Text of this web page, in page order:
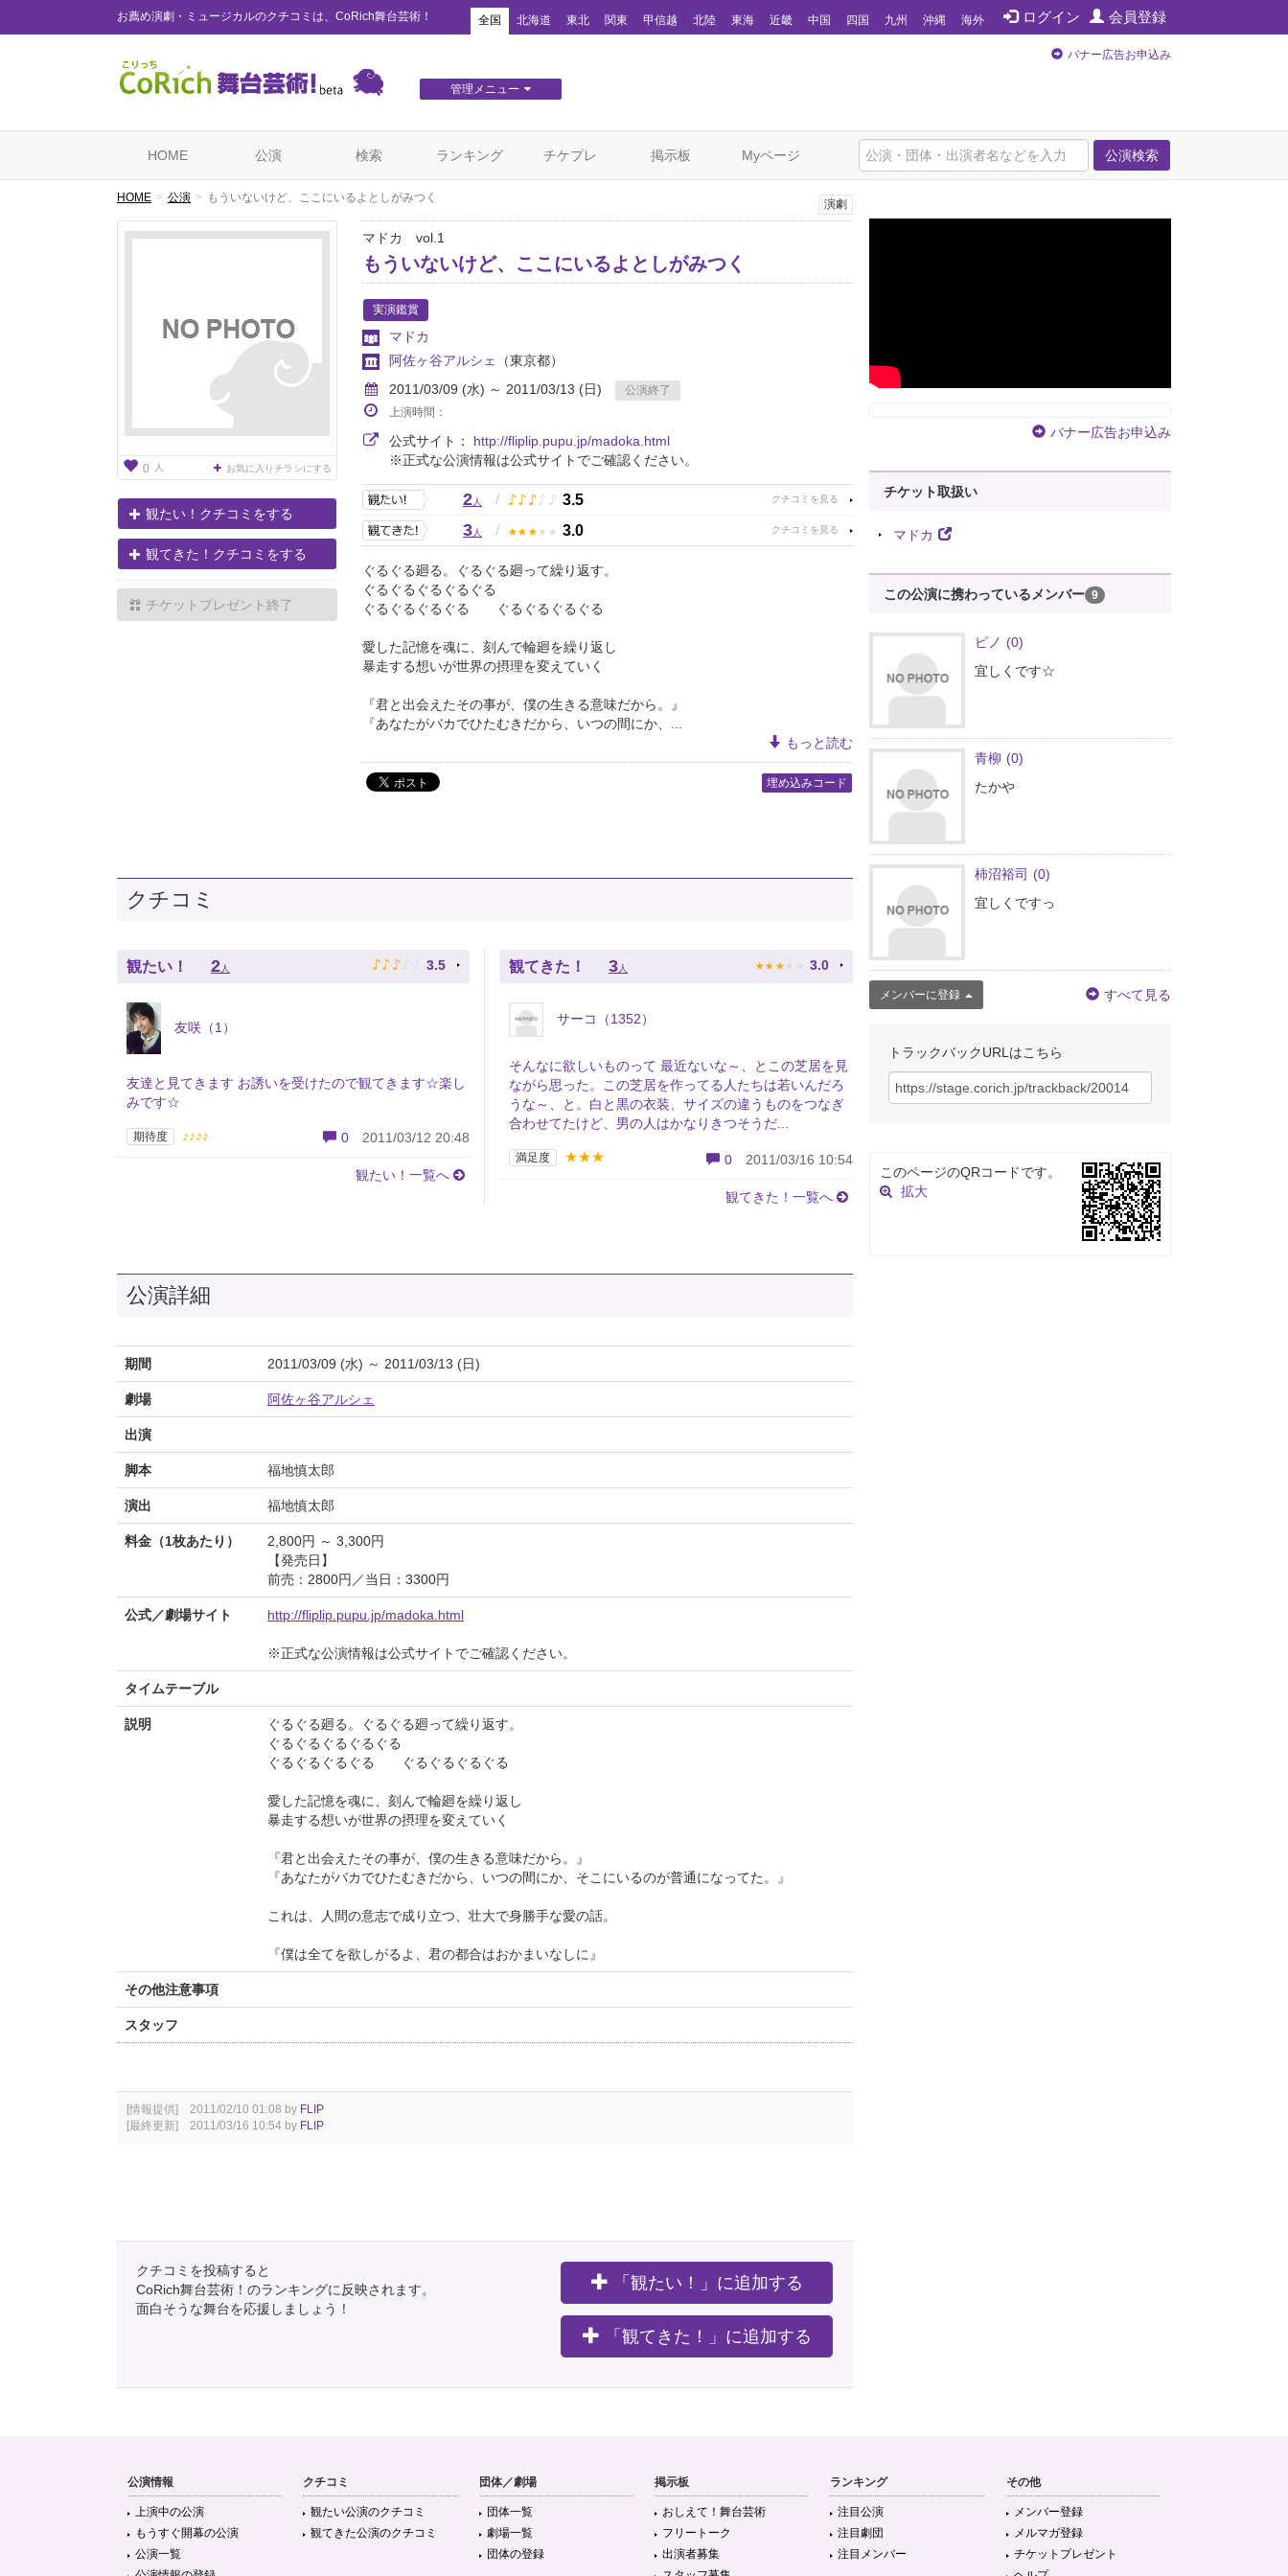
お薦め演劇・ミュージカルのクチコミは、CoRich舞台芸術！ ログイン 会員登録
全国 北海道 東北 関東 甲信越 北陸 東海 近畿 中国 四国 九州 沖縄 海外
管理メニュー
バナー広告お申込み
公演検索
HOME 公演 検索 ランキング チケプレ 掲示板 Myページ
HOME 公演 もういないけど、ここにいるよとしがみつく
0 人 お気に入りチラシにする
観たい！クチコミをする
観てきた！クチコミをする
チケットプレゼント終了
演劇
マドカ vol.1
もういないけど、ここにいるよとしがみつく
実演鑑賞
マドカ
阿佐ヶ谷アルシェ
（東京都）
2011/03/09 (水) ～ 2011/03/13 (日)
公演終了
上演時間：
公式サイト： http://fliplip.pupu.jp/madoka.html
※正式な公演情報は公式サイトでご確認ください。
2人 / ♪ ♪ ♪ ♪ ♪ 3.5
3人 / ★ ★ ★ ★ ★ 3.0
ぐるぐる廻る。ぐるぐる廻って繰り返す。
ぐるぐるぐるぐるぐる
ぐるぐるぐるぐる ぐるぐるぐるぐる
愛した記憶を魂に、刻んで輪廻を繰り返し
暴走する想いが世界の摂理を変えていく
『君と出会えたその事が、僕の生きる意味だから。』
『あなたがバカでひたむきだから、いつの間にか、...
もっと読む
埋め込みコード
クチコミ
観たい！ 2 人 ♪ ♪ ♪ ♪ ♪ 3.5
友咲（1）
友達と見てきます お誘いを受けたので観てきます☆楽し
みです☆
期待度 ♪♪♪♪ 0 2011/03/12 20:48
観たい！一覧へ
観てきた！ 3 人 ★ ★ ★ ★ ★ 3.0
サーコ（1352）
そんなに欲しいものって 最近ないな～、とこの芝居を見
ながら思った。この芝居を作ってる人たちは若いんだろ
うな～、と。白と黒の衣装、サイズの違うものをつなぎ
合わせてたけど、男の人はかなりきつそうだ...
満足度 ★★★ 0 2011/03/16 10:54
観てきた！一覧へ
公演詳細
期間 2011/03/09 (水) ～ 2011/03/13 (日)
劇場 阿佐ヶ谷アルシェ
出演
脚本 福地慎太郎
演出 福地慎太郎
料金（1枚あたり）
2,800円 ～ 3,300円
【発売日】
前売：2800円／当日：3300円
公式／劇場サイト http://fliplip.pupu.jp/madoka.html
※正式な公演情報は公式サイトでご確認ください。
タイムテーブル
説明
ぐるぐる廻る。ぐるぐる廻って繰り返す。
ぐるぐるぐるぐるぐる
ぐるぐるぐるぐる ぐるぐるぐるぐる
愛した記憶を魂に、刻んで輪廻を繰り返し
暴走する想いが世界の摂理を変えていく
『君と出会えたその事が、僕の生きる意味だから。』
『あなたがバカでひたむきだから、いつの間にか、そこにいるのが普通になってた。』
これは、人間の意志で成り立つ、壮大で身勝手な愛の話。
『僕は全てを欲しがるよ、君の都合はおかまいなしに』
その他注意事項
スタッフ
[情報提供] 2011/02/10 01:08 by FLIP
[最終更新] 2011/03/16 10:54 by FLIP
クチコミを投稿すると
CoRich舞台芸術！のランキングに反映されます。
面白そうな舞台を応援しましょう！
「観たい！」に追加する
「観てきた！」に追加する
バナー広告お申込み
チケット取扱い
マドカ
この公演に携わっているメンバー 9
ピノ (0)
宜しくです☆
青柳 (0)
たかや
柿沼裕司 (0)
宜しくですっ
メンバーに登録 すべて見る
トラックバックURLはこちら
このページのQRコードです。
拡大
公演情報
上演中の公演
もうすぐ開幕の公演
公演一覧
クチコミ
観たい公演のクチコミ
観てきた公演のクチコミ
団体／劇場
団体一覧
劇場一覧
団体の登録
掲示板
おしえて！舞台芸術
フリートーク
出演者募集
ランキング
注目公演
注目劇団
注目メンバー
その他
メンバー登録
メルマガ登録
チケットプレゼント